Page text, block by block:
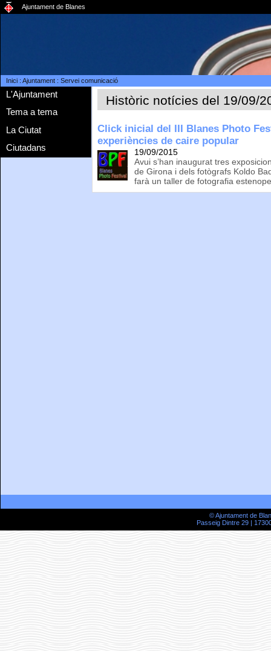
Ajuntament de Blanes
Inici: Ajuntament: Servei comunicació
L'Ajuntament
Tema a tema
La Ciutat
Ciutadans
Històric notícies del 19/09/
Click inicial del III Blanes Photo
experiències de caire popular
19/09/2015
Avui s’han inaugurat tres
de Girona i dels fotògrafs Koldo
farà un taller de fotografia
© Ajuntament de
Passeig Dintre 29 |